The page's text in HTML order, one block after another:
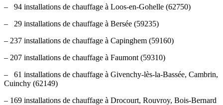
– 94 installations de chauffage à Loos-en-Gohelle (62750)
– 29 installations de chauffage à Bersée (59235)
– 237 installations de chauffage à Capinghem (59160)
– 207 installations de chauffage à Faumont (59310)
– 61 installations de chauffage à Givenchy-lès-la-Bassée, Cambrin,
Cuinchy (62149)
– 169 installations de chauffage à Drocourt, Rouvroy, Bois-Bernard